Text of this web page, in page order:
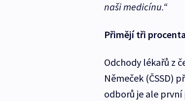
naši medicínu.“
Přimějí tři
Odchody lékařů z
Němeček (ČSSD)
odborů je ale